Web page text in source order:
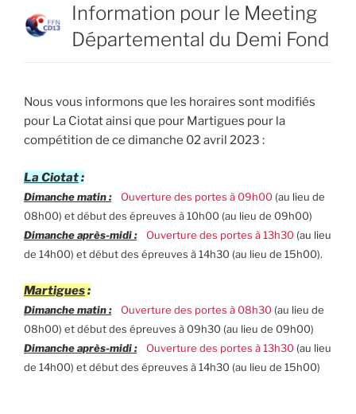
Information pour le Meeting
Départemental du Demi Fond
Nous vous informons que les horaires sont modifiés
pour La Ciotat ainsi que pour Martigues pour la
compétition de ce dimanche 02 avril 2023 :
La Ciotat:
Dimanche matin : Ouverture des portes à 09h00 (au lieu de
08h00) et début des épreuves à 10h00 (au lieu de 09h00)
Dimanche après-midi :
Ouverture des portes à 13h30 (au lieu
de 14h00) et début des épreuves à 14h30 (au lieu de 15h00).
Martigues:
Dimanche matin : Ouverture des portes à 08h30 (au lieu de
08h00) et début des épreuves à 09h30 (au lieu de 09h00)
Dimanche après-midi :
Ouverture des portes à 13h30 (au lieu
de 14h00) et début des épreuves à 14h30 (au lieu de 15h00)